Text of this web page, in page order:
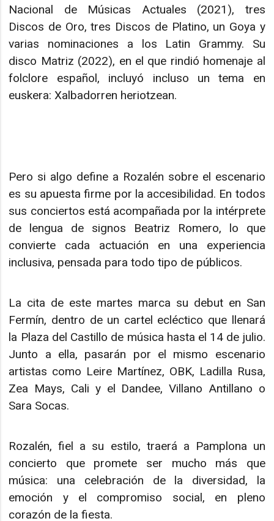
Nacional de Músicas Actuales (2021), tres
Discos de Oro, tres Discos de Platino, un Goya y
varias nominaciones a los Latin Grammy. Su
disco Matriz (2022), en el que rindió homenaje al
folclore español, incluyó incluso un tema en
euskera: Xalbadorren heriotzean.
Pero si algo define a Rozalén sobre el escenario
es su apuesta firme por la accesibilidad. En todos
sus conciertos está acompañada por la intérprete
de lengua de signos Beatriz Romero, lo que
convierte cada actuación en una experiencia
inclusiva, pensada para todo tipo de públicos.
La cita de este martes marca su debut en San
Fermín, dentro de un cartel ecléctico que llenará
la Plaza del Castillo de música hasta el 14 de julio.
Junto a ella, pasarán por el mismo escenario
artistas como Leire Martínez, OBK, Ladilla Rusa,
Zea Mays, Cali y el Dandee, Villano Antillano o
Sara Socas.
Rozalén, fiel a su estilo, traerá a Pamplona un
concierto que promete ser mucho más que
música: una celebración de la diversidad, la
emoción y el compromiso social, en pleno
corazón de la fiesta.